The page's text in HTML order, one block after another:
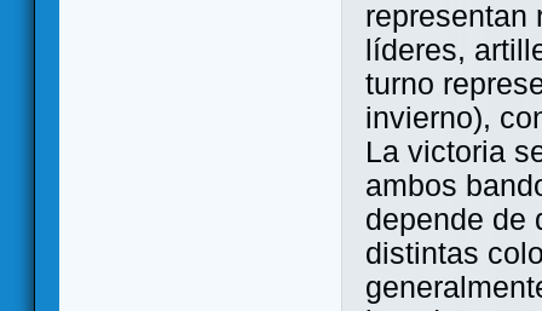
representan
líderes,
turno
invierno),
La victoria
ambos
depende de
distintas